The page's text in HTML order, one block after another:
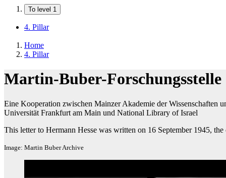
To level 1
4. Pillar
Home
4. Pillar
Martin-Buber-Forschungsstelle
Eine Kooperation zwischen Mainzer Akademie der Wissenschaften
Universität Frankfurt am Main und National Library of Israel
This letter to Hermann Hesse was written on 16 September 1945,
Image: Martin Buber Archive